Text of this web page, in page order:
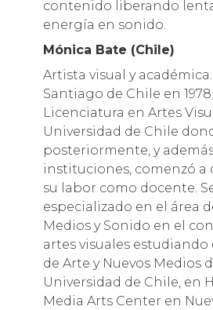
contenido liberando
energía en sonido.
Mónica Bate (Chile)
Artista visual y
Santiago de Chile en
Licenciatura en Artes
Universidad de Chile
posteriormente, y
instituciones, comenzó a
su labor como docente.
especializado en el área
Medios y Sonido en el
artes visuales
de Arte y Nuevos Medios
Universidad de Chile, en
Media Arts Center en